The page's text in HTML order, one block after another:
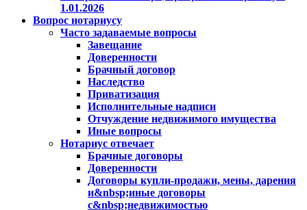
1.01.2026
Вопрос нотариусу
Часто задаваемые вопросы
Завещание
Доверенности
Брачный договор
Наследство
Приватизация
Исполнительные надписи
Отчуждение недвижимого имущества
Иные вопросы
Нотариус отвечает
Брачные договоры
Доверенности
Договоры купли-продажи, мены, дарения
и&nbsp;иные договоры
с&nbsp;недвижимостью